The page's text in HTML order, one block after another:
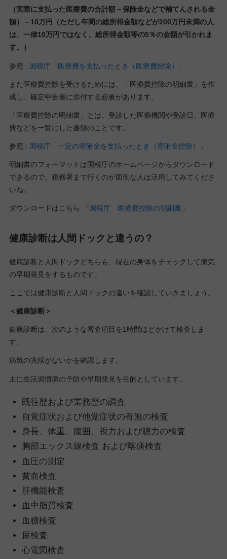
（実際に支払った医療費の合計額－保険金などで補てんされる金
額）－10万円（ただし年間の総所得金額などが200万円未満の人
は、一律10万円ではなく、総所得金額等の5％の金額が引かれま
す。）
参照 : 国税庁「医療費を支払ったとき（医療費控除）」
また医療費控除を受けるためには、「医療費控除の明細書」を作
成し、確定申告書に添付する必要があります。
「医療費控除の明細書」とは、受診した医療機関や受診日、医療
費などを一覧にした書類のことです。
参照 : 国税庁「一定の寄附金を支払ったとき（寄附金控除）」
明細書のフォーマットは国税庁のホームページからダウンロード
できるので、税務署まで行くのが面倒な人は活用してみてくださ
いね。
ダウンロードはこちら 「 国税庁 医療費控除の明細書」
健康診断は人間ドックと違うの？
健康診断と人間ドックどちらも、現在の身体をチェックして病気
の早期発見をするものです。
ここでは健康診断と人間ドックの違いを確認していきましょう。
＜健康診断＞
健康診断は、次のような審査項目を1時間ほどかけて検査しま
す。
病気の兆候がないかを確認します。
主に生活習慣病の予防や早期発見を目的としています。
既往歴および業務歴の調査
自覚症状および他覚症状の有無の検査
身長、体重、腹囲、視力および聴力の検査
胸部エックス線検査 および喀痰検査
血圧の測定
貧血検査
肝機能検査
血中脂質検査
血糖検査
尿検査
心電図検査